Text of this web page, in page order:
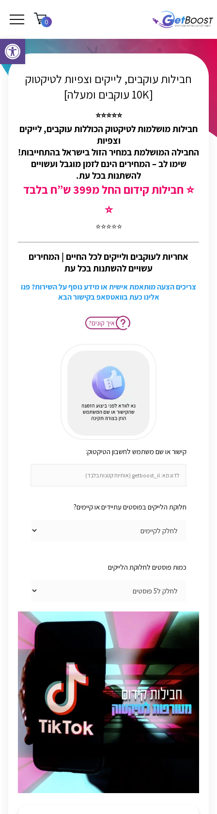
0
חבילות עוקבים, לייקים וצפיות לטיקטוק
[10K עוקבים ומעלה]
⭐⭐⭐⭐⭐
חבילות מושלמות לטיקטוק הכוללות עוקבים, לייקים
וצפיות
החבילה המושלמת במחיר הזול בישראל בהתחייבות!
שימו לב – המחירים הינם לזמן מוגבל ועשויים
להשתנות בכל עת.
⭐ חבילות קידום החל מ399 ש”ח בלבד
⭐
⭐⭐⭐⭐⭐
אחריות לעוקבים ולייקים לכל החיים | המחירים
עשויים להשתנות בכל עת
צריכים הצעה מותאמת אישית או מידע נוסף על השירות? פנו
אלינו כעת בוואטסאפ בקישור הבא
?איך קונים
:קישור או שם משתמש לחשבון הטיקטוק
חלוקת הלייקים בפוסטים עתיידים או קיימים?
כמות פוסטים לחלוקת הלייקים
פתח סרגל נגישות